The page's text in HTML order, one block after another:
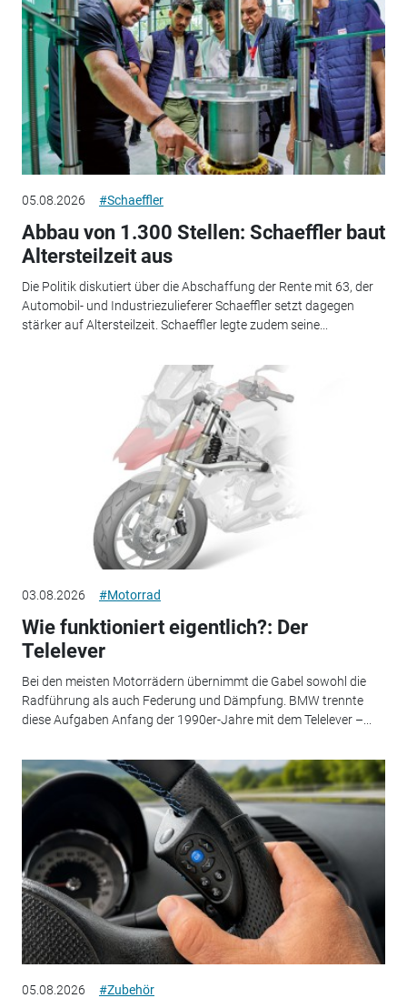
05.08.2026 #Schaeffler
Abbau von 1.300 Stellen: Schaeffler baut
Altersteilzeit aus
Die Politik diskutiert über die Abschaffung der Rente mit 63, der
Automobil- und Industriezulieferer Schaeffler setzt dagegen
stärker auf Altersteilzeit. Schaeffler legte zudem seine...
03.08.2026 #Motorrad
Wie funktioniert eigentlich?: Der
Telelever
Bei den meisten Motorrädern übernimmt die Gabel sowohl die
Radführung als auch Federung und Dämpfung. BMW trennte
diese Aufgaben Anfang der 1990er-Jahre mit dem Telelever –...
05.08.2026 #Zubehör